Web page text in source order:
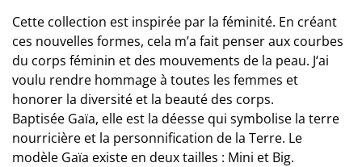
Cette collection est inspirée par la féminité. En créant
ces nouvelles formes, cela m’a fait penser aux courbes
du corps féminin et des mouvements de la peau. J‘ai
voulu rendre hommage à toutes les femmes et
honorer la diversité et la beauté des corps.
Baptisée Gaïa, elle est la déesse qui symbolise la terre
nourricière et la personnification de la Terre. Le
modèle Gaïa existe en deux tailles : Mini et Big.